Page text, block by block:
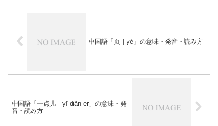
中国語「页｜yè」の意味・発音・読み方
中国語「一点儿｜yī diǎn er」の意味・発
音・読み方